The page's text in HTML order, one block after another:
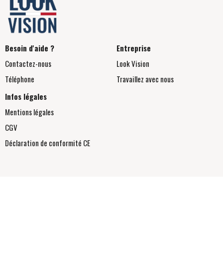
Besoin d'aide ?
Contactez-nous
Téléphone
Entreprise
Look Vision
Travaillez avec nous
Infos légales
Mentions légales
CGV
Déclaration de conformité CE